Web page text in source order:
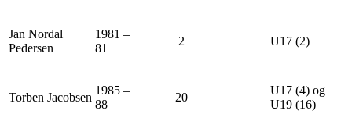
Jan Nordal
Pedersen
1981 –
81
2 U17 (2)
Torben Jacobsen
1985 –
88
20
U17 (4) og
U19 (16)